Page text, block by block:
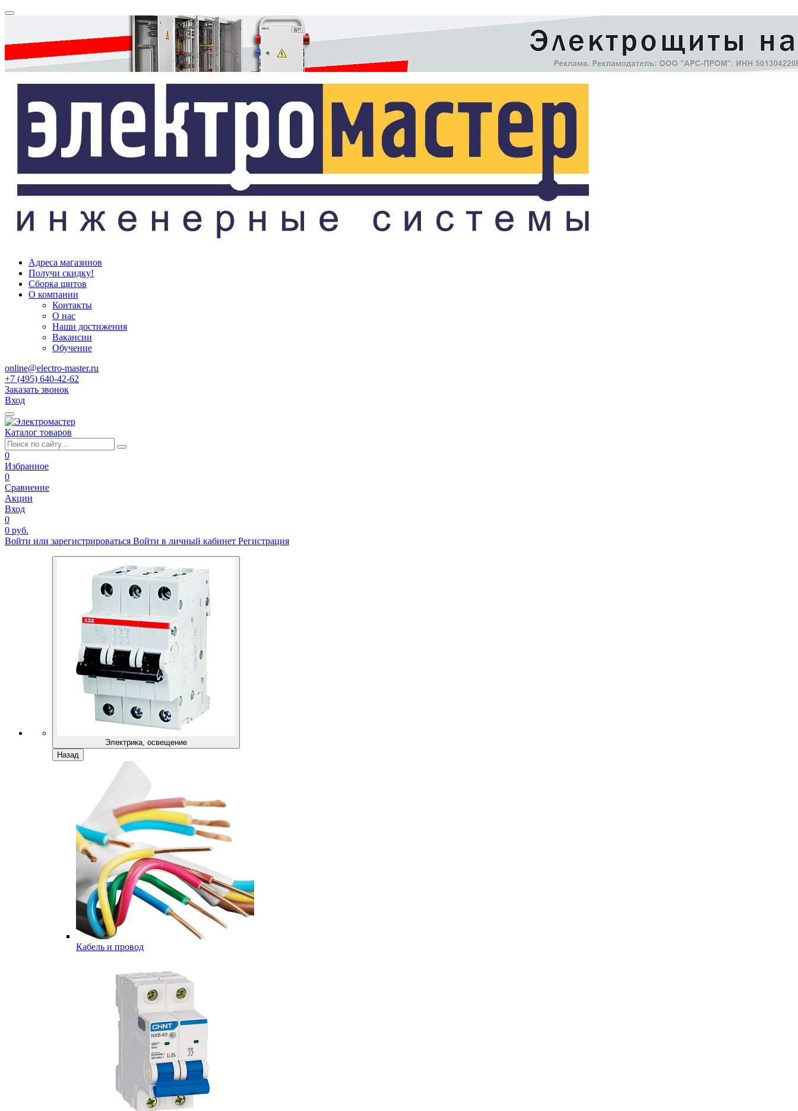
Адреса магазинов
Получи скидку!
Сборка щитов
О компании
Контакты
О нас
Наши достижения
Вакансии
Обучение
online@electro-master.ru
+7 (495) 640-42-62
Заказать звонок
Вход
Каталог товаров
0
Избранное
0
Сравнение
Акции
Вход
0
0 руб.
Войти или зарегистрироваться Войти в личный кабинет Регистрация
Электрика, освещение
Назад
Кабель и провод